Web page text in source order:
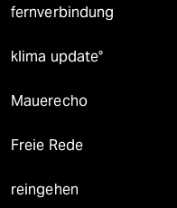
fernverbindung
klima update°
Mauerecho
Freie Rede
reingehen